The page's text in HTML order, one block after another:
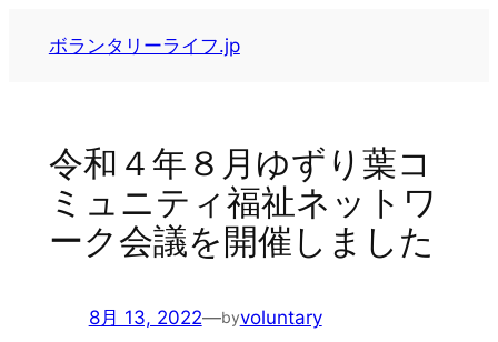
ボランタリーライフ.jp
令和４年８月ゆずり葉コ
ミュニティ福祉ネットワ
ーク会議を開催しました
8月 13, 2022—byvoluntary